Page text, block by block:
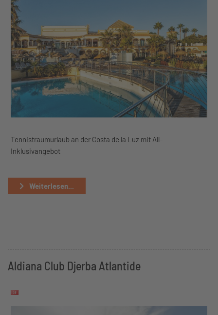
Tennistraumurlaub an der Costa de la Luz mit All-
Inklusivangebot
Weiterlesen...
Aldiana Club Djerba Atlantide